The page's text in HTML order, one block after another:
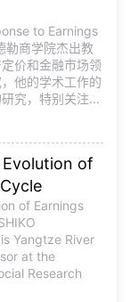
to Earnings
勒商学院杰出教
价和金融市场领
他的学术工作的
究，特别关注...
of
of Earnings
Yangtze River
at the
Research